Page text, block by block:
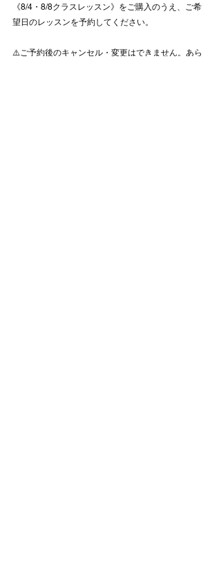
《8/4・8/8クラスレッスン》をご購入のうえ、ご希
望日のレッスンを予約してください。
⚠️ご予約後のキャンセル・変更はできません。あら